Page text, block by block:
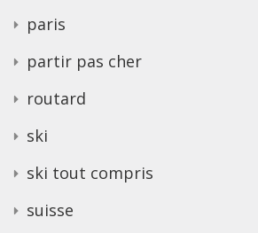
paris
partir pas cher
routard
ski
ski tout compris
suisse